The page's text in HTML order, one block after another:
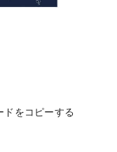
ドをコピーする